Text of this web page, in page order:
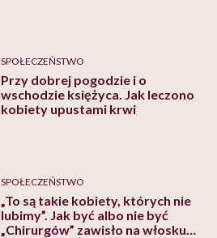
SPOŁECZEŃSTWO
Przy dobrej pogodzie i o
wschodzie księżyca. Jak leczono
kobiety upustami krwi
SPOŁECZEŃSTWO
„To są takie kobiety, których nie
lubimy”. Jak być albo nie być
„Chirurgów” zawisło na włosku